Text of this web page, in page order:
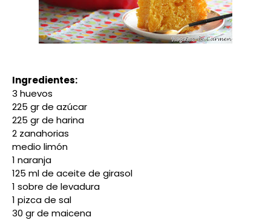
Ingredientes:
3 huevos
225 gr de azúcar
225 gr de harina
2 zanahorias
medio limón
1 naranja
125 ml de aceite de girasol
1 sobre de levadura
1 pizca de sal
30 gr de maicena